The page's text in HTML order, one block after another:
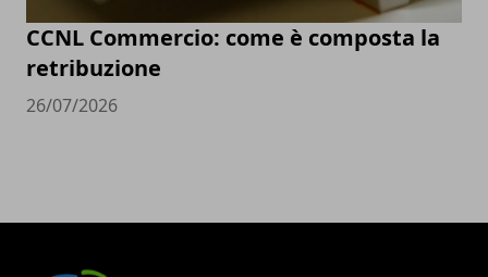
CCNL Commercio: come è composta la
retribuzione
26/07/2026